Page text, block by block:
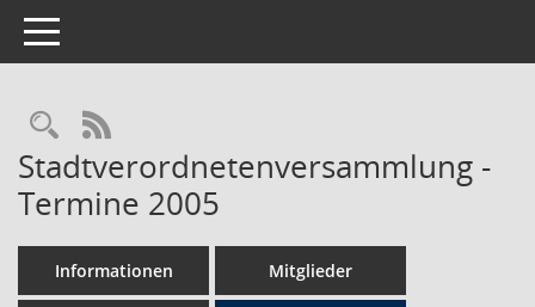
Toggle navigation
Rechercheauswahl
RSS-Feed
Stadtverordnetenversammlung -
Termine 2005
Informationen Mitglieder